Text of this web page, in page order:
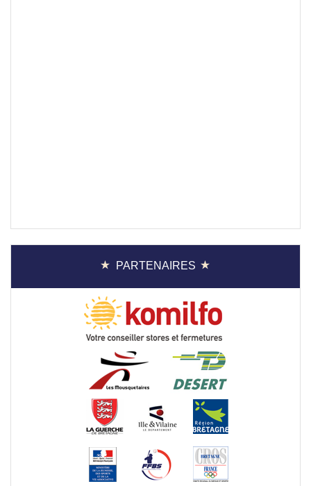
PARTENAIRES